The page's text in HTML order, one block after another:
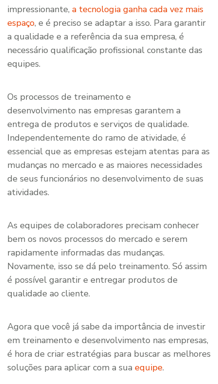
impressionante, a tecnologia ganha cada vez mais
espaço, e é preciso se adaptar a isso. Para garantir
a qualidade e a referência da sua empresa, é
necessário qualificação profissional constante das
equipes.
Os processos de treinamento e
desenvolvimento nas empresas garantem a
entrega de produtos e serviços de qualidade.
Independentemente do ramo de atividade, é
essencial que as empresas estejam atentas para as
mudanças no mercado e as maiores necessidades
de seus funcionários no desenvolvimento de suas
atividades.
As equipes de colaboradores precisam conhecer
bem os novos processos do mercado e serem
rapidamente informadas das mudanças.
Novamente, isso se dá pelo treinamento. Só assim
é possível garantir e entregar produtos de
qualidade ao cliente.
Agora que você já sabe da importância de investir
em treinamento e desenvolvimento nas empresas,
é hora de criar estratégias para buscar as melhores
soluções para aplicar com a sua equipe.